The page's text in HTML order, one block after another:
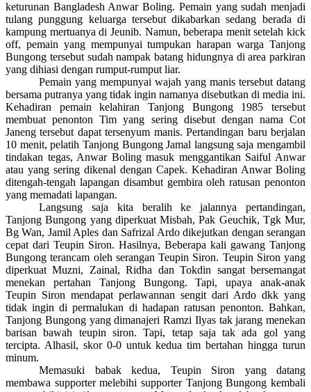
keturunan Bangladesh Anwar Boling. Pemain yang sudah menjadi
tulang punggung keluarga tersebut dikabarkan sedang berada di
kampung mertuanya di Jeunib. Namun, beberapa menit setelah kick
off, pemain yang mempunyai tumpukan harapan warga Tanjong
Bungong tersebut sudah nampak batang hidungnya di area parkiran
yang dihiasi dengan rumput-rumput liar.
Pemain yang mempunyai wajah yang manis tersebut datang
bersama putranya yang tidak ingin namanya disebutkan di media ini.
Kehadiran pemain kelahiran Tanjong Bungong 1985 tersebut
membuat penonton Tim yang sering disebut dengan nama Cot
Janeng tersebut dapat tersenyum manis. Pertandingan baru berjalan
10 menit, pelatih Tanjong Bungong Jamal langsung saja mengambil
tindakan tegas, Anwar Boling masuk menggantikan Saiful Anwar
atau yang sering dikenal dengan Capek. Kehadiran Anwar Boling
ditengah-tengah lapangan disambut gembira oleh ratusan penonton
yang memadati lapangan.
Langsung saja kita beralih ke jalannya pertandingan,
Tanjong Bungong yang diperkuat Misbah, Pak Geuchik, Tgk Mur,
Bg Wan, Jamil Aples dan Safrizal Ardo dikejutkan dengan serangan
cepat dari Teupin Siron. Hasilnya, Beberapa kali gawang Tanjong
Bungong terancam oleh serangan Teupin Siron. Teupin Siron yang
diperkuat Muzni, Zainal, Ridha dan Tokdin sangat bersemangat
menekan pertahan Tanjong Bungong. Tapi, upaya anak-anak
Teupin Siron mendapat perlawannan sengit dari Ardo dkk yang
tidak ingin di permalukan di hadapan ratusan penonton. Bahkan,
Tanjong Bungong yang dimanajeri Ramzi Ilyas tak jarang menekan
barisan bawah teupin siron. Tapi, tetap saja tak ada gol yang
tercipta. Alhasil, skor 0-0 untuk kedua tim bertahan hingga turun
minum.
Memasuki babak kedua, Teupin Siron yang datang
membawa supporter melebihi supporter Tanjong Bungong kembali